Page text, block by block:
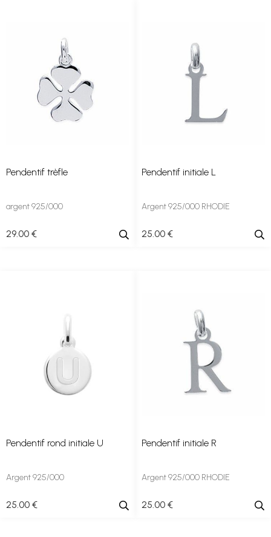
Pendentif trèfle
argent 925/000
29.00 €
Pendentif initiale L
Argent 925/000 RHODIE
25.00 €
Pendentif rond initiale U
Argent 925/000
25.00 €
Pendentif initiale R
Argent 925/000 RHODIE
25.00 €